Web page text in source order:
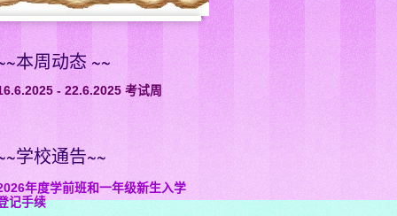
本周动态 ~~
- 22.6.2025 考试周
学校通告~~
年度学前班和一年级新生入学
记手续